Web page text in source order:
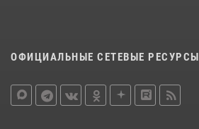
ОФИЦИАЛЬНЫЕ СЕТЕВЫЕ РЕСУРСЫ